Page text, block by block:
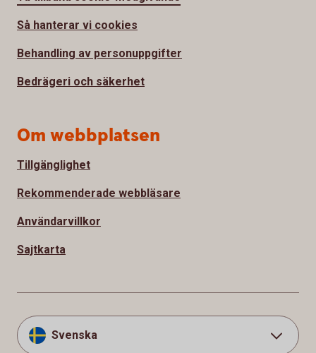
Så hanterar vi cookies
Behandling av personuppgifter
Bedrägeri och säkerhet
Om webbplatsen
Tillgänglighet
Rekommenderade webbläsare
Användarvillkor
Sajtkarta
Svenska